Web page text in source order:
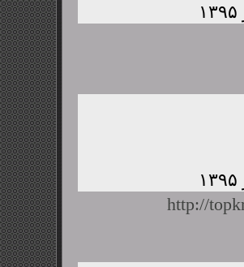
http://